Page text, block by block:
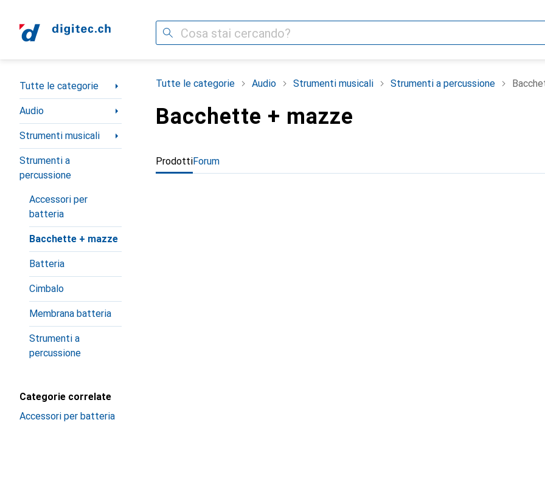
Cerca
Categoria Navigazione
Tutte le categorie
Audio
Strumenti musicali
Strumenti a
percussione
Accessori per
batteria
Bacchette + mazze
Batteria
Cimbalo
Membrana batteria
Strumenti a
percussione
Categorie correlate
Accessori per batteria
Tutte le categorie Audio Strumenti musicali Strumenti a percussione
Bacchette + mazze
ProdottiForum